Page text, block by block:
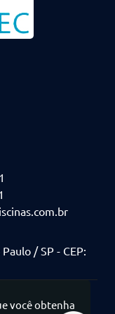
/ SP - CEP:
você obtenha